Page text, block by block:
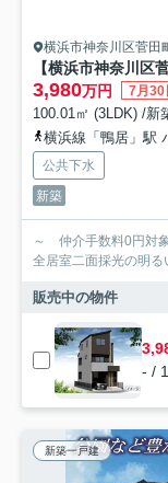
横浜市神奈川区菅田
3,980万円 7月30
100.01㎡ (3LDK) /新
横浜線「鴨居」駅 バ
公共下水
新築
～ 仲介手数料0円対
全居室二面採光の明
販売中の物件
- /
新築一戸建